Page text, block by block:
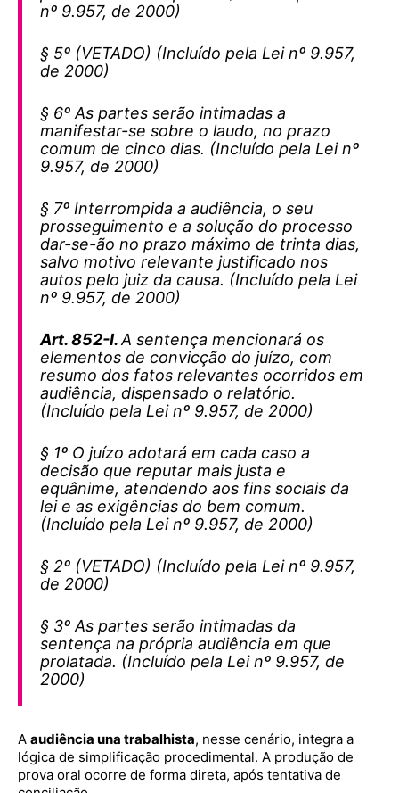
nº 9.957, de 2000)
§ 5º (VETADO) (Incluído pela Lei nº 9.957,
de 2000)
§ 6º As partes serão intimadas a
manifestar-se sobre o laudo, no prazo
comum de cinco dias. (Incluído pela Lei nº
9.957, de 2000)
§ 7º Interrompida a audiência, o seu
prosseguimento e a solução do processo
dar-se-ão no prazo máximo de trinta dias,
salvo motivo relevante justificado nos
autos pelo juiz da causa. (Incluído pela Lei
nº 9.957, de 2000)
Art. 852-I.A sentença mencionará os
elementos de convicção do juízo, com
resumo dos fatos relevantes ocorridos em
audiência, dispensado o relatório.
(Incluído pela Lei nº 9.957, de 2000)
§ 1º O juízo adotará em cada caso a
decisão que reputar mais justa e
equânime, atendendo aos fins sociais da
lei e as exigências do bem comum.
(Incluído pela Lei nº 9.957, de 2000)
§ 2º (VETADO) (Incluído pela Lei nº 9.957,
de 2000)
§ 3º As partes serão intimadas da
sentença na própria audiência em que
prolatada. (Incluído pela Lei nº 9.957, de
2000)
A audiência una trabalhista, nesse cenário, integra a
lógica de simplificação procedimental. A produção de
prova oral ocorre de forma direta, após tentativa de